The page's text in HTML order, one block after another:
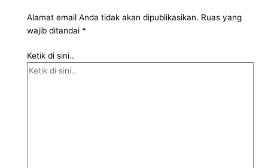
Alamat email Anda tidak akan dipublikasikan. Ruas yang
wajib ditandai *
Ketik di sini..